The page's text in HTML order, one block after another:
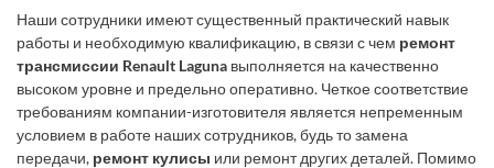
Наши сотрудники имеют существенный практический навык
работы и необходимую квалификацию, в связи с чем ремонт
трансмиссии Renault Laguna выполняется на качественно
высоком уровне и предельно оперативно. Четкое соответствие
требованиям компании-изготовителя является непременным
условием в работе наших сотрудников, будь то замена
передачи, ремонт кулисы или ремонт других деталей. Помимо